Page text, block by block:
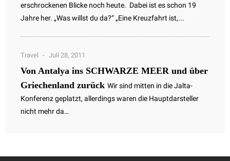
erschrockenen Blicke noch heute. Dabei ist es schon 19
Jahre her. „Was willst du da?“ „Eine Kreuzfahrt ist,...
Travel Juli 28, 2011
Von Antalya ins SCHWARZE MEER und über
Griechenland zurück Wir sind mitten in die Jalta-
Konferenz geplatzt, allerdings waren die Hauptdarsteller
nicht mehr da…